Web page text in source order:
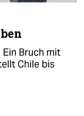
Bruch mit
Chile bis